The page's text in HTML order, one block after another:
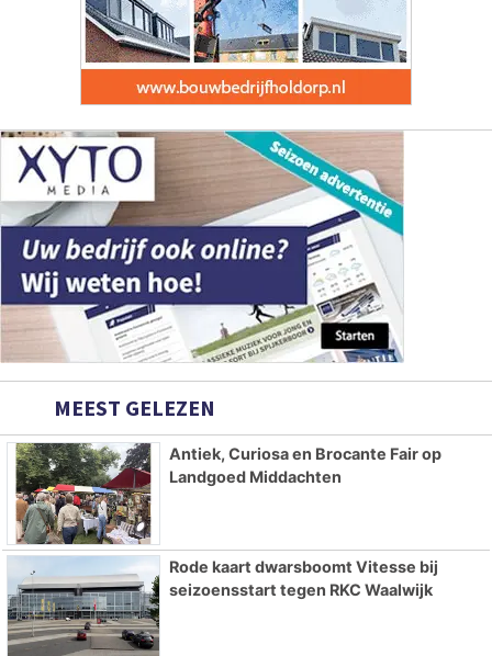
MEEST GELEZEN
Antiek, Curiosa en Brocante Fair op
Landgoed Middachten
Rode kaart dwarsboomt Vitesse bij
seizoensstart tegen RKC Waalwijk